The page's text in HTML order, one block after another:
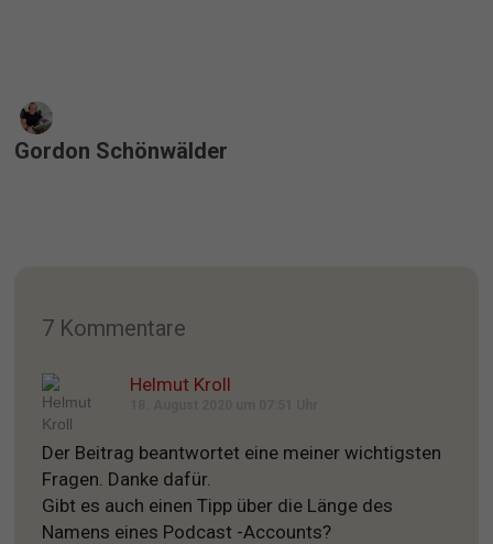
Gordon Schönwälder
7 Kommentare
Helmut Kroll
Der Beitrag beantwortet eine meiner wichtigsten
Fragen. Danke dafür.
Gibt es auch einen Tipp über die Länge des
Namens eines Podcast -Accounts?